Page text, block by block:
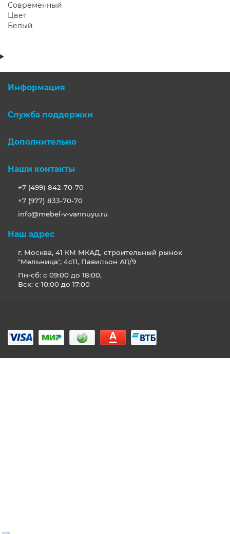
Современный
Цвет
Белый
Информация
Служба поддержки
Дополнительно
Наши контакты
+7 (499) 842-70-70
+7 (977) 833-70-70
info@mebel-v-vannuyu.ru
Наш адрес
г. Москва, 41 КМ МКАД, строительный рынок
"Мельница", 4с11, Павильон А11/9
Пн-сб: с 09:00 до 18:00,
Вск: с 10:00 до 17:00